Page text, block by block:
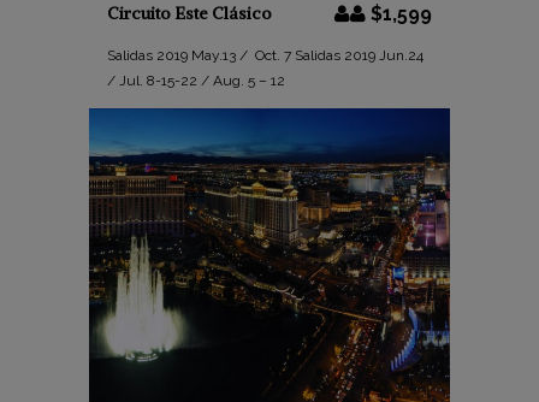
Circuito Este Clásico $1,599
Salidas 2019 May.13 / Oct. 7 Salidas 2019 Jun.24
/ Jul. 8-15-22 / Aug. 5 – 12